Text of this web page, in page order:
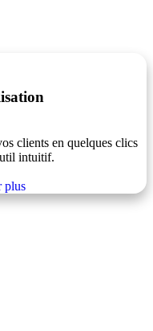
clients en quelques clics
intuitif.
plus